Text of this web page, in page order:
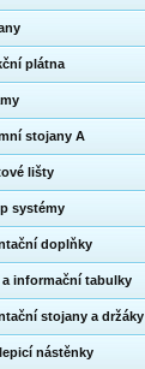
plátna
stojany A
lišty
systémy
doplňky
a informační tabulky
stojany a držáky
nástěnky